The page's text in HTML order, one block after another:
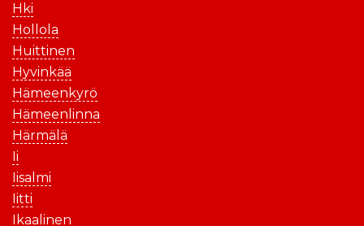
Hki
Hollola
Huittinen
Hyvinkää
Hämeenkyrö
Hämeenlinna
Härmälä
Ii
Iisalmi
Iitti
Ikaalinen